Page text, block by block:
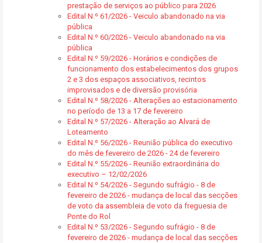
prestação de serviços ao público para 2026
Edital N.º 61/2026 - Veiculo abandonado na via
pública
Edital N.º 60/2026 - Veiculo abandonado na via
pública
Edital N.º 59/2026 - Horários e condições de
funcionamento dos estabelecimentos dos grupos
2 e 3 dos espaços associativos, recintos
improvisados e de diversão provisória
Edital N.º 58/2026 - Alterações ao estacionamento
no período de 13 a 17 de fevereiro
Edital N.º 57/2026 - Alteração ao Alvará de
Loteamento
Edital N.º 56/2026 - Reunião pública do executivo
do mês de fevereiro de 2026 - 24 de fevereiro
Edital N.º 55/2026 - Reunião extraordinária do
executivo – 12/02/2026
Edital N.º 54/2026 - Segundo sufrágio - 8 de
fevereiro de 2026 - mudança de local das secções
de voto da assembleia de voto da freguesia de
Ponte do Rol
Edital N.º 53/2026 - Segundo sufrágio - 8 de
fevereiro de 2026 - mudança de local das secções